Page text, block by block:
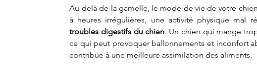
Au-delà de la gamelle, le mode de vie de votre
troubles digestifs du chien. Un chien qui mange
ce qui peut provoquer ballonnements et inconfort
contribue à une meilleure assimilation des aliments.